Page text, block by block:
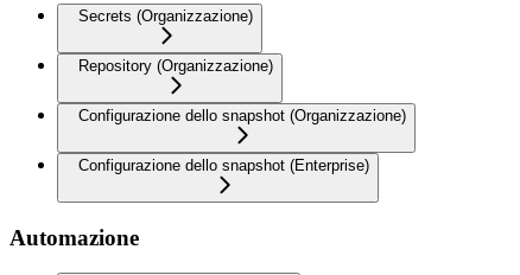
Secrets (Organizzazione)
Repository (Organizzazione)
Configurazione dello snapshot (Organizzazione)
Configurazione dello snapshot (Enterprise)
Automazione